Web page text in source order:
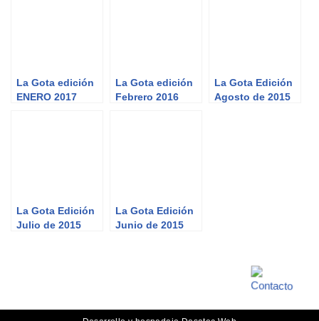
La Gota edición
ENERO 2017
La Gota edición
Febrero 2016
La Gota Edición
Agosto de 2015
La Gota Edición
Julio de 2015
La Gota Edición
Junio de 2015